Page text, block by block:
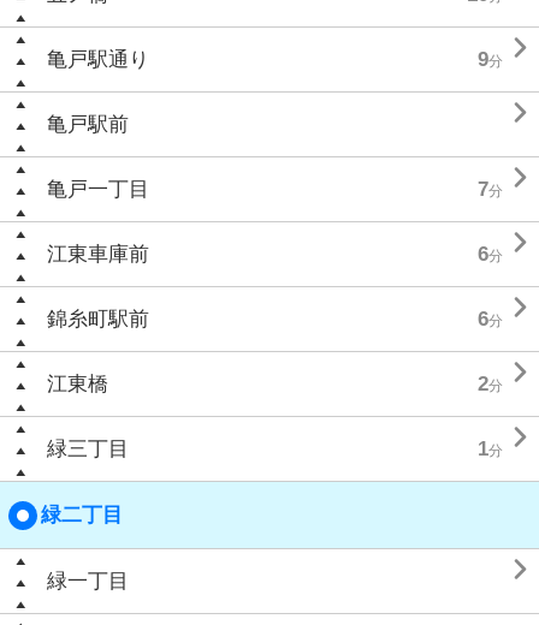
亀戸駅通り 9分 
亀戸駅前 
亀戸一丁目 7分 
江東車庫前 6分 
錦糸町駅前 6分 
江東橋 2分 
緑三丁目 1分 
緑二丁目
緑一丁目 